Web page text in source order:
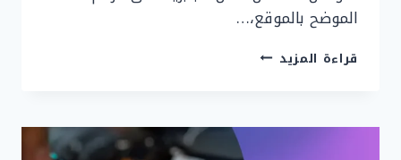
الموضح بالموقع،…
قراءة المزيد رقم
|
90919474